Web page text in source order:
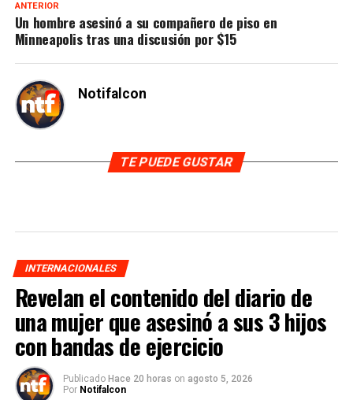
ANTERIOR
Un hombre asesinó a su compañero de piso en
Minneapolis tras una discusión por $15
Notifalcon
TE PUEDE GUSTAR
INTERNACIONALES
Revelan el contenido del diario de
una mujer que asesinó a sus 3 hijos
con bandas de ejercicio
Publicado Hace 20 horas on agosto 5, 2026
Por Notifalcon